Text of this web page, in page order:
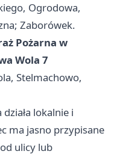
Ogrodowa,
Zaborówek.
Pożarna w
Wola 7
Stelmachowo,
lokalnie i
ma jasno przypisane
ulicy lub